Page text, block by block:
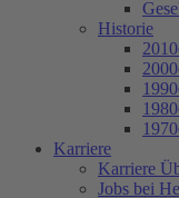
Historie
Karriere
Karriere
Jobs bei